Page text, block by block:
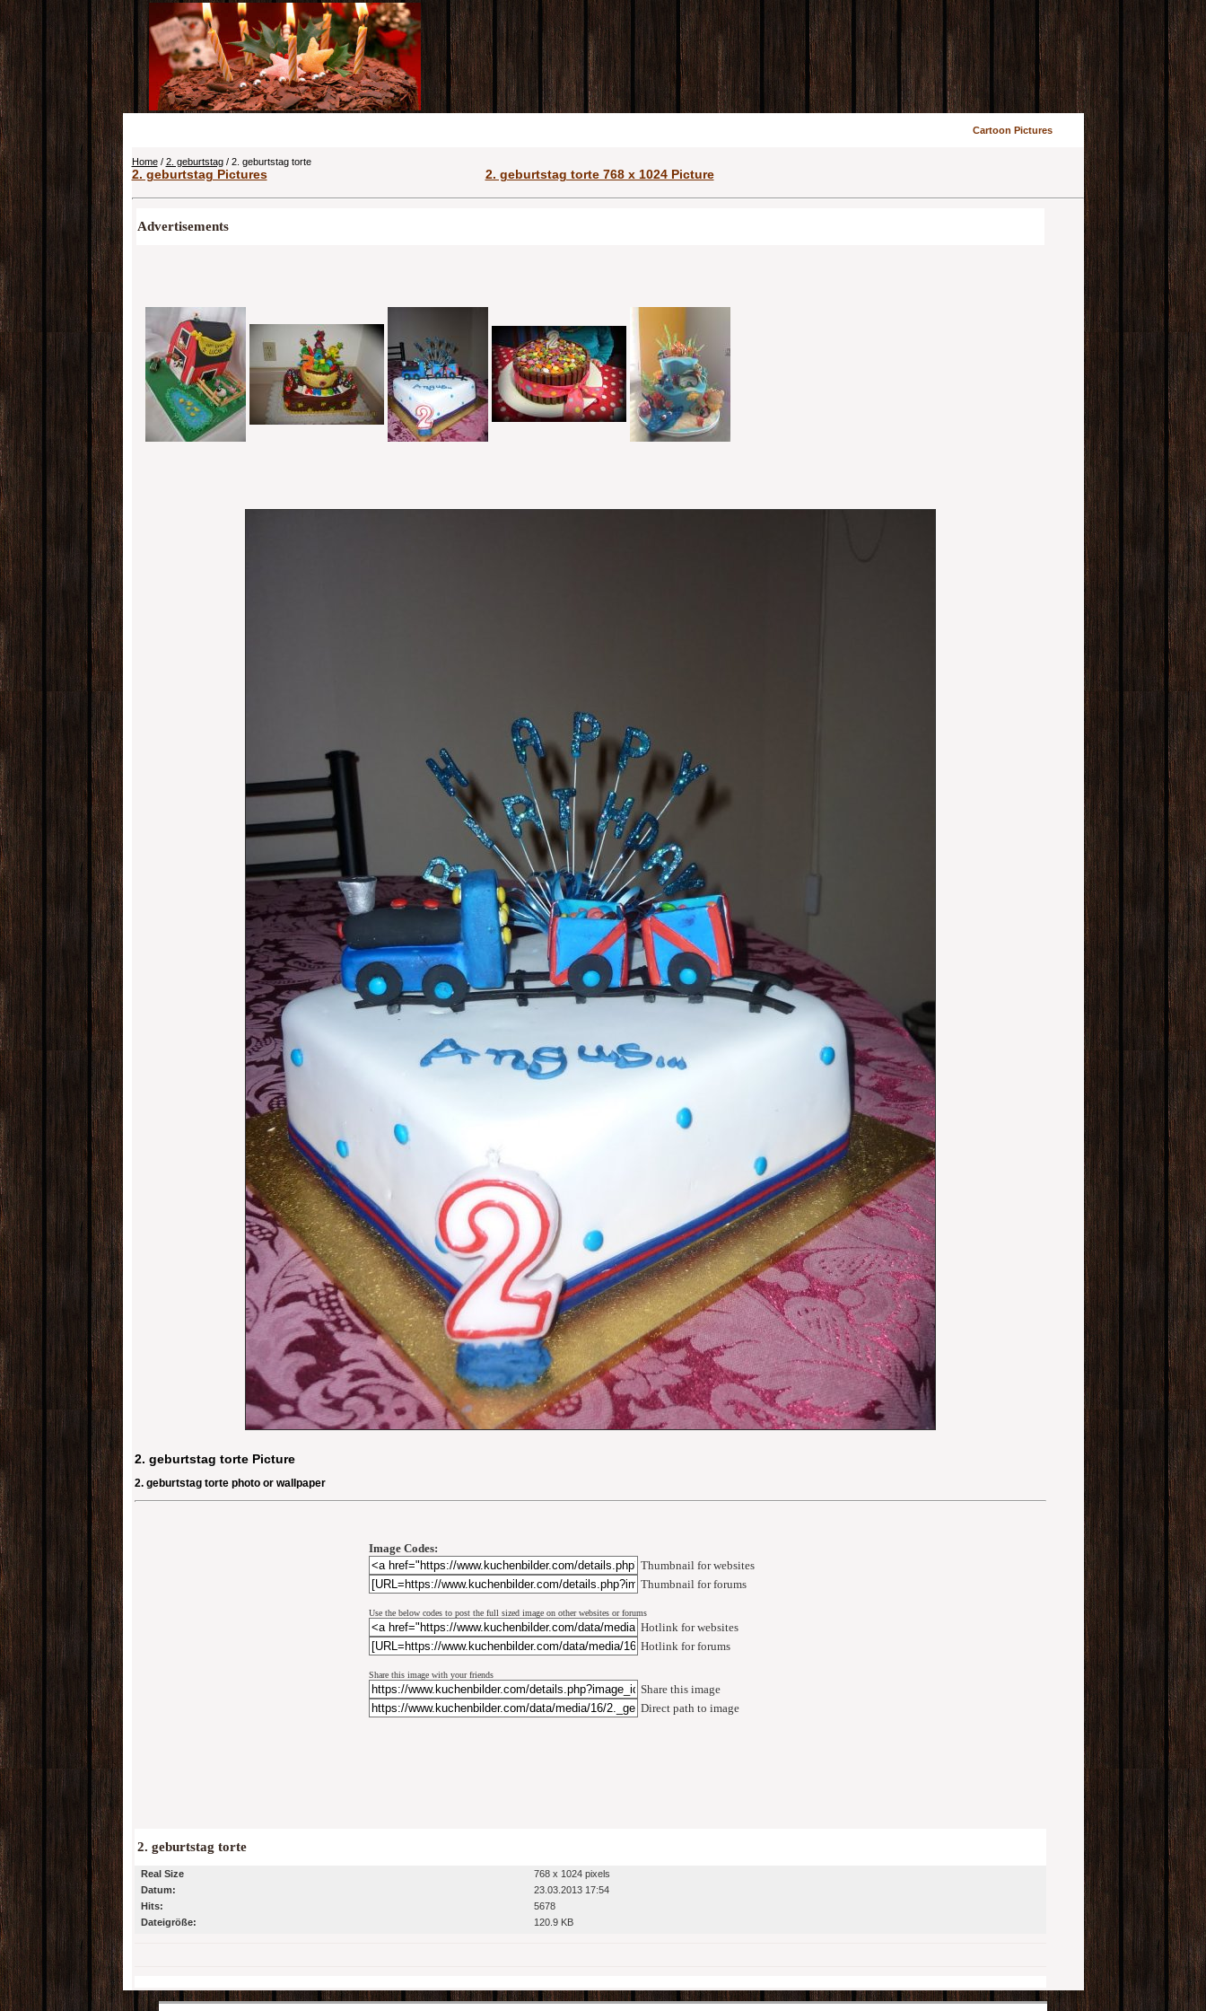
Cartoon Pictures
Home/ 2. geburtstag/ 2. geburtstag torte
2. geburtstag Pictures 2. geburtstag torte 768 x 1024 Picture
Advertisements
2. geburtstag torte Picture
2. geburtstag torte photo or wallpaper
Image Codes:
Thumbnail for websites
Thumbnail for forums
Use the below codes to post the full sized image on other websites or forums
Hotlink for websites
Hotlink for forums
Share this image with your friends
Share this image
Direct path to image
2. geburtstag torte
Real Size
768 x 1024 pixels
Datum:
23.03.2013 17:54
Hits:
5678
Dateigröße:
120.9 KB